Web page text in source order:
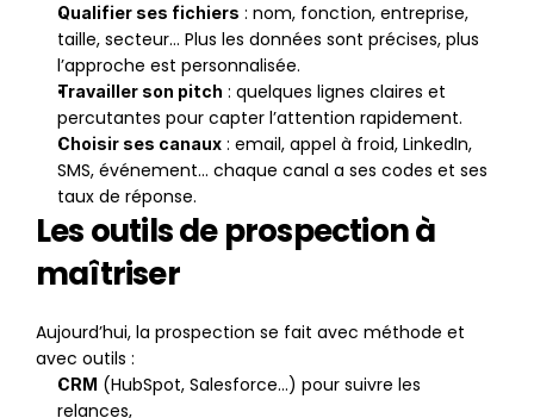
Qualifier ses fichiers : nom, fonction, entreprise,
taille, secteur… Plus les données sont précises, plus
l’approche est personnalisée.
Travailler son pitch : quelques lignes claires et
percutantes pour capter l’attention rapidement.
Choisir ses canaux : email, appel à froid, LinkedIn,
SMS, événement… chaque canal a ses codes et ses
taux de réponse.
Les outils de prospection à
maîtriser
Aujourd’hui, la prospection se fait avec méthode et
avec outils :
CRM (HubSpot, Salesforce…) pour suivre les
relances,